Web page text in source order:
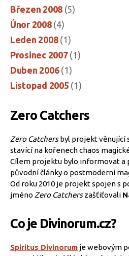
Březen 2008 (5)
Únor 2008(4)
Leden 2008(1)
Prosinec 2007(1)
Duben 2006(1)
Listopad 2005 (1)
Zero Catchers
Zero Catchersbyl projekt věnující
stavící na kořenech chaos
Cílem projektu bylo informovat a
původní články o postmoderní
Od roku 2010 je projekt spojen s
jméno Zero Catcherszašťiťovali
Co je Divinorum.cz?
Spiritus Divinorum je webovým